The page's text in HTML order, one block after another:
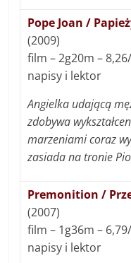
Pope Joan /
(2009)
film – 2g20m –
napisy i lektor
Angielka udającą
zdobywa
marzeniami coraz
zasiada na tronie
Premonition /
(2007)
film – 1g36m –
napisy i lektor